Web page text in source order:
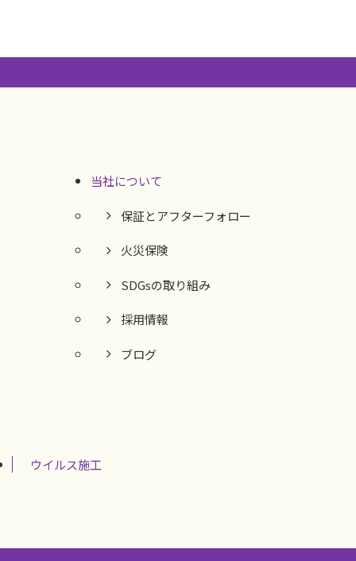
当社について
保証とアフターフォロー
火災保険
SDGsの取り組み
採用情報
ブログ
ウイルス施工